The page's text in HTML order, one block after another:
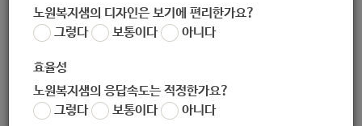
노원복지샘의 디자인은 보기에 편리한가요?
그렇다
보통이다 아니다
효율성
노원복지샘의 응답속도는 적정한가요?
그렇다
보통이다 아니다
[함께하는재단 탈북민취업지원센터] 대학생 대상 겨울방학 영어
집중과정 (-11.30)
작성자 노원 복지샘
작성일 2020-11-27 09:26